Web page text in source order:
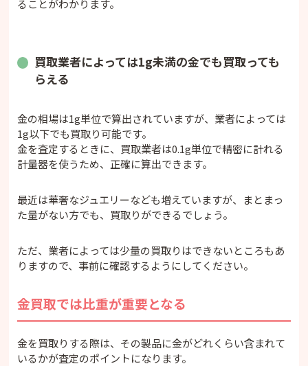
ることがわかります。
買取業者によっては1g未満の金でも買取っても
らえる
金の相場は1g単位で算出されていますが、業者によっては
1g以下でも買取り可能です。
金を査定するときに、買取業者は0.1g単位で精密に計れる
計量器を使うため、正確に算出できます。
最近は華奢なジュエリーなども増えていますが、まとまっ
た量がない方でも、買取りができるでしょう。
ただ、業者によっては少量の買取りはできないところもあ
りますので、事前に確認するようにしてください。
金買取では比重が重要となる
金を買取りする際は、その製品に金がどれくらい含まれて
いるかが査定のポイントになります。